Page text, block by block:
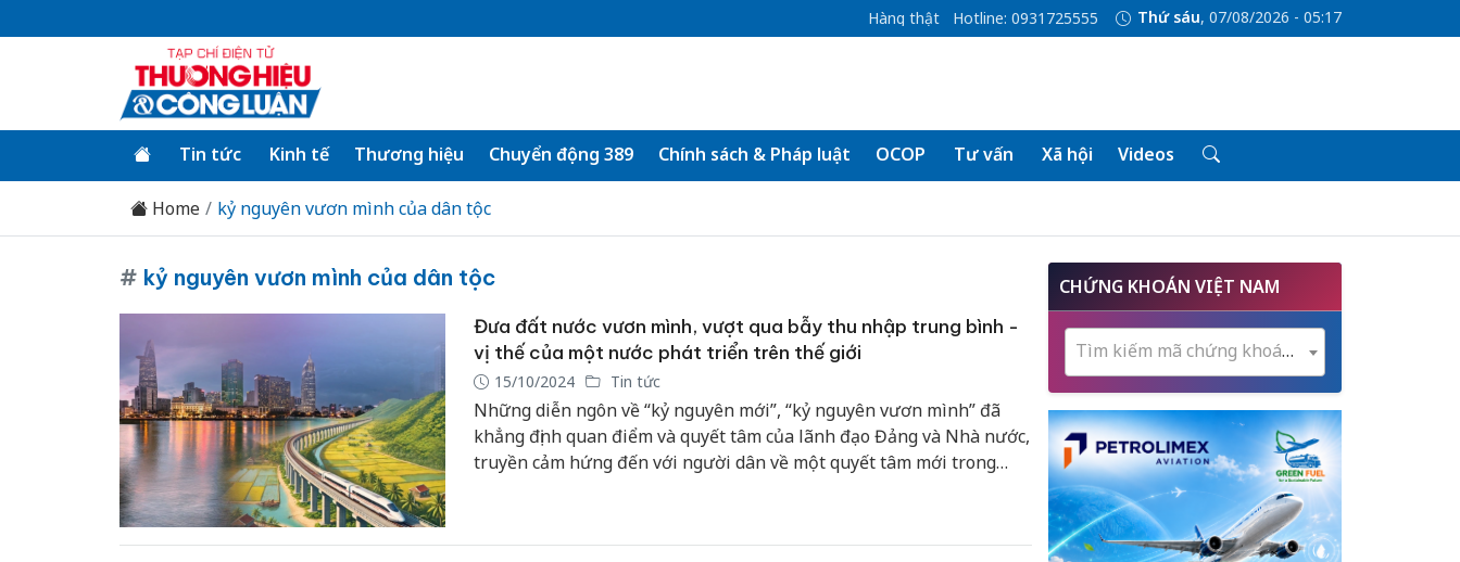
Hàng thật Hotline: 0931725555 Thứ sáu, 07/08/2026 - 05:17
Tin tức Kinh tế Thương hiệu Chuyển động 389 Chính sách & Pháp luật OCOP Tư vấn Xã hội Videos
Home kỷ nguyên vươn mình của dân tộc
# kỷ nguyên vươn mình của dân tộc
Đưa đất nước vươn mình, vượt qua bẫy thu nhập trung bình -
vị thế của một nước phát triển trên thế giới
15/10/2024 Tin tức
Những diễn ngôn về “kỷ nguyên mới”, “kỷ nguyên vươn mình” đã
khẳng định quan điểm và quyết tâm của lãnh đạo Đảng và Nhà nước,
truyền cảm hứng đến với người dân về một quyết tâm mới trong
CHỨNG KHOÁN VIỆT NAM
Tìm kiếm mã chứng khoán...